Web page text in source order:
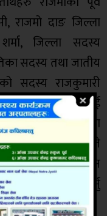
राजमो दाङ जिल्ला
जिल्ला सदस्य
सदस्य तथा जातीय
सदस्य राजकुमारी
चौधरी र खनाललाई
थियो। कार्यक्रममा
नवराज शर्माले
कार्यक्रमको संचालन
दिनेश रैदासले गर्नु